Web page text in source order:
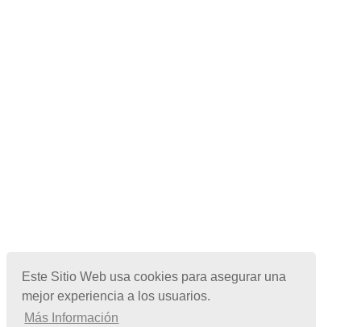
Este Sitio Web usa cookies para asegurar una
mejor experiencia a los usuarios.
Más Información